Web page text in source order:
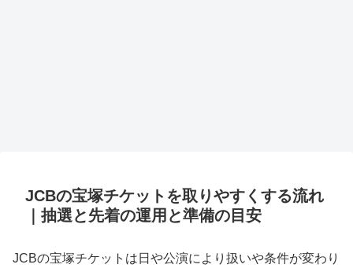
JCBの宝塚チケットを取りやすくする流れ
｜抽選と先着の運用と準備の目安
JCBの宝塚チケットは日や公演により扱いや条件が変わり